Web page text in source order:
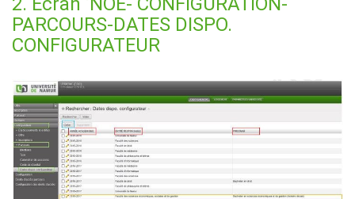
PARCOURS-DATES DISPO.
CONFIGURATEUR